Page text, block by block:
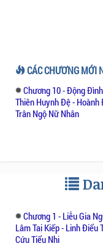
CÁC CHƯƠNG MỚI
Chương 10 - Động
Thiên Huynh Đệ - Hoành
Trân Ngộ Nữ Nhân
Chương 1 - Liễu Gia
Lâm Tai Kiếp - Linh Điểu
Cứu Tiểu Nhi